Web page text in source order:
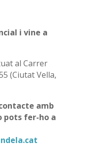
i vine a
al Carrer
(Ciutat Vella,
amb
pots fer-ho a